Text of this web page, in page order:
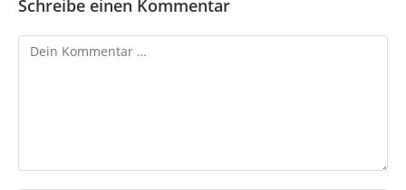
Schreibe einen Kommentar
Kommentar